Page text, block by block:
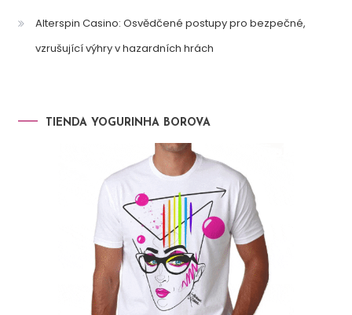
Alterspin Casino: Osvědčené postupy pro bezpečné,
vzrušující výhry v hazardních hrách
TIENDA YOGURINHA BOROVA